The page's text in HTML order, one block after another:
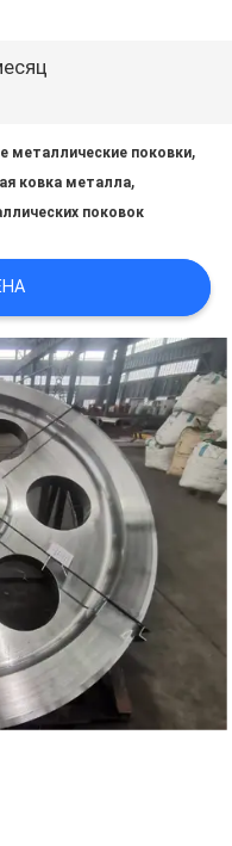
металлические поковки,
ковка металла,
поковок